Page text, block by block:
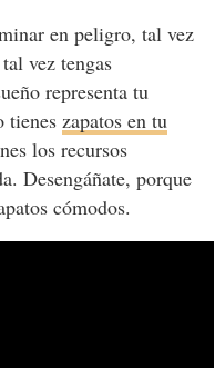
en peligro, tal vez
vez tengas
representa tu
tienes zapatos en tu
los recursos
Desengáñate, porque
cómodos.